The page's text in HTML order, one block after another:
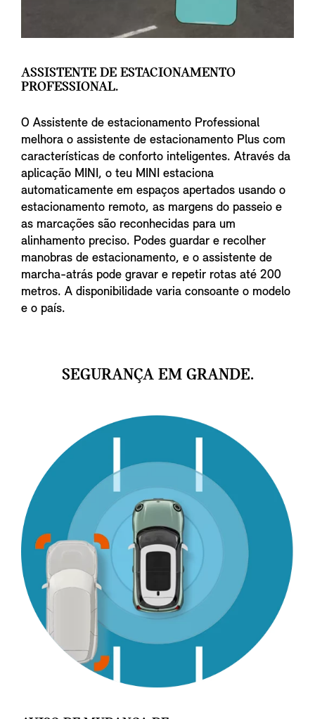
ASSISTENTE DE ESTACIONAMENTO
PROFESSIONAL.
O Assistente de estacionamento Professional
melhora o assistente de estacionamento Plus com
características de conforto inteligentes. Através da
aplicação MINI, o teu MINI estaciona
automaticamente em espaços apertados usando o
estacionamento remoto, as margens do passeio e
as marcações são reconhecidas para um
alinhamento preciso. Podes guardar e recolher
manobras de estacionamento, e o assistente de
marcha-atrás pode gravar e repetir rotas até 200
metros. A disponibilidade varia consoante o modelo
e o país.
SEGURANÇA EM GRANDE.